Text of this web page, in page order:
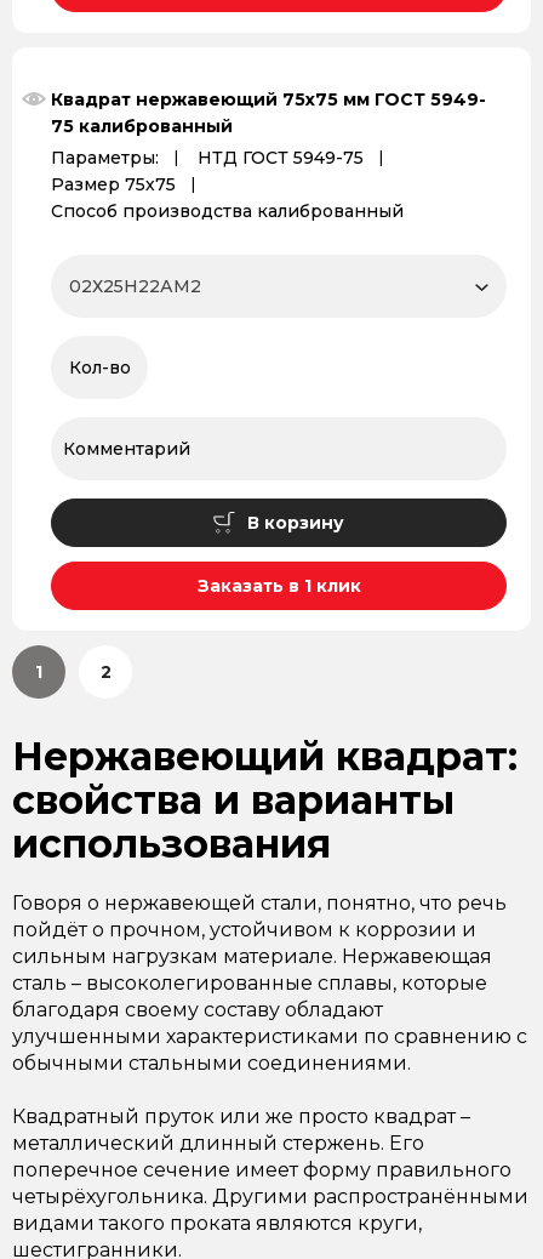
Квадрат нержавеющий 75х75 мм ГОСТ 5949-
75 калиброванный
Параметры:
НТД ГОСТ 5949-75
Размер 75х75
Способ производства калиброванный
В корзину
Заказать в 1 клик
1 2
Нержавеющий квадрат:
свойства и варианты
использования
Говоря о нержавеющей стали, понятно, что речь
пойдёт о прочном, устойчивом к коррозии и
сильным нагрузкам материале. Нержавеющая
сталь – высоколегированные сплавы, которые
благодаря своему составу обладают
улучшенными характеристиками по сравнению с
обычными стальными соединениями.
Квадратный пруток или же просто квадрат –
металлический длинный стержень. Его
поперечное сечение имеет форму правильного
четырёхугольника. Другими распространёнными
видами такого проката являются круги,
шестигранники.